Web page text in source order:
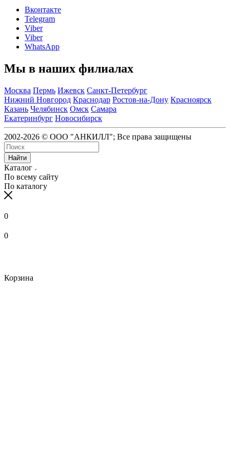
Вконтакте
Telegram
Viber
Viber
WhatsApp
Мы в наших филиалах
Москва Пермь Ижевск Санкт-Петербург
Нижний Новгород Краснодар Ростов-на-Дону Красноярск
Казань Челябинск Омск Самара
Екатеринбург Новосибирск
2002-2026 © ООО "АНКИЛЛ"; Все права защищены
Найти
Каталог
По всему сайту
По каталогу
0
0
Корзина